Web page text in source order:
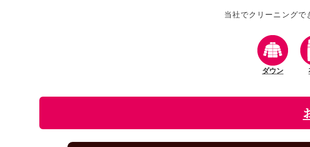
当社でクリーニング
ダウン